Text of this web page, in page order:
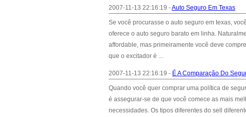
2007-11-13 22:16:19 -Auto Seguro Em Texas
Se você procurasse o auto seguro em texas,
oferece o auto seguro barato em linha.
affordable, mas primeiramente você deve
que o excitador é ...
2007-11-13 22:16:19 - É A Comparação Do
Quando você quer comprar uma política de
é assegurar-se de que você comece as mais
necessidades. Os tipos diferentes do sell